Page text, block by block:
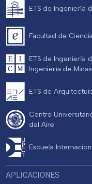
APLICACIONES
ETS de Ingeniería
Facultad de
ETS de Ingeniería
Ingeniería de Minas
ETS de
Centro
del Aire
Escuela